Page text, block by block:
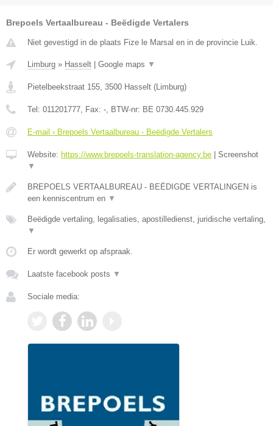
Brepoels Vertaalbureau - Beëdigde Vertalers
Niet gevestigd in de plaats Fize le Marsal en in de provincie Luik.
Limburg » Hasselt Google maps ▼
Pietelbeekstraat 155 3500 Hasselt ( Limburg)
Tel: 011201777 , Fax: - , BTW-nr: BE 0730.445.929
E-mail › Brepoels Vertaalbureau - Beëdigde Vertalers
Website: https://www.brepoels-translation-agency.be
Screenshot
▼
BREPOELS VERTAALBUREAU - BEËDIGDE VERTALINGEN is
een kenniscentrum en ▼
Beëdigde vertaling, legalisaties, apostilledienst, juridische vertaling,
▼
Er wordt gewerkt op afspraak.
Laatste facebook posts ▼
Sociale media: